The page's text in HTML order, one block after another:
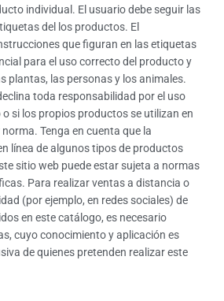
individual. El usuario debe seguir las
del los productos. El
que figuran en las etiquetas
para el uso correcto del producto y
plantas, las personas y los animales.
toda responsabilidad por el uso
si los propios productos se utilizan en
Tenga en cuenta que la
línea de algunos tipos de productos
sitio web puede estar sujeta a normas
Para realizar ventas a distancia o
(por ejemplo, en redes sociales) de
en este catálogo, es necesario
cuyo conocimiento y aplicación es
de quienes pretenden realizar este